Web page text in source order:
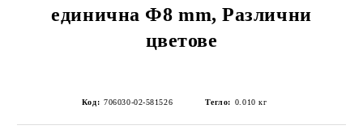
единична Ф8 mm, Различни
цветове
Код: 706030-02-581526 Тегло: 0.010 кг